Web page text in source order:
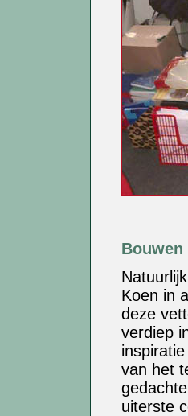
Koen in
deze
verdiep
van het
uiterste